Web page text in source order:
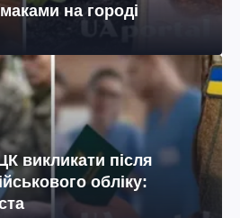
на городі
викликати після
обліку: